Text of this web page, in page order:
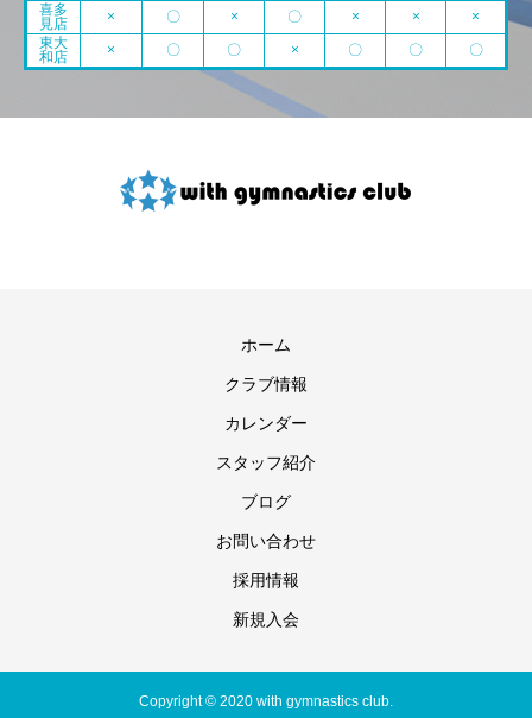
喜多
見店
× 〇 × 〇 × ×
×
東大
和店
× 〇 〇 × 〇 〇 〇
ホーム
クラブ情報
カレンダー
スタッフ紹介
ブログ
お問い合わせ
採用情報
新規入会
Copyright © 2020 with gymnastics club.